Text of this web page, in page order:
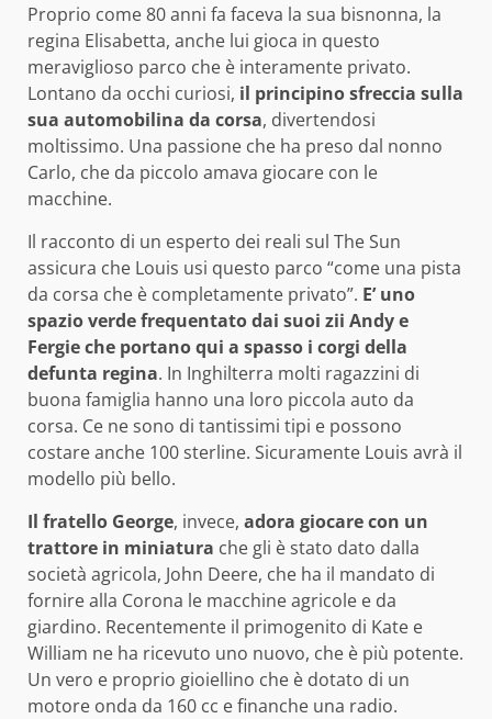
Proprio come 80 anni fa faceva la sua bisnonna, la
regina Elisabetta, anche lui gioca in questo
meraviglioso parco che è interamente privato.
Lontano da occhi curiosi, il principino sfreccia sulla
sua automobilina da corsa, divertendosi
moltissimo. Una passione che ha preso dal nonno
Carlo, che da piccolo amava giocare con le
macchine.
Il racconto di un esperto dei reali sul The Sun
assicura che Louis usi questo parco “come una pista
da corsa che è completamente privato”. E’ uno
spazio verde frequentato dai suoi zii Andy e
Fergie che portano qui a spasso i corgi della
defunta regina. In Inghilterra molti ragazzini di
buona famiglia hanno una loro piccola auto da
corsa. Ce ne sono di tantissimi tipi e possono
costare anche 100 sterline. Sicuramente Louis avrà il
modello più bello.
Il fratello George, invece, adora giocare con un
trattore in miniatura che gli è stato dato dalla
società agricola, John Deere, che ha il mandato di
fornire alla Corona le macchine agricole e da
giardino. Recentemente il primogenito di Kate e
William ne ha ricevuto uno nuovo, che è più potente.
Un vero e proprio gioiellino che è dotato di un
motore onda da 160 cc e finanche una radio.